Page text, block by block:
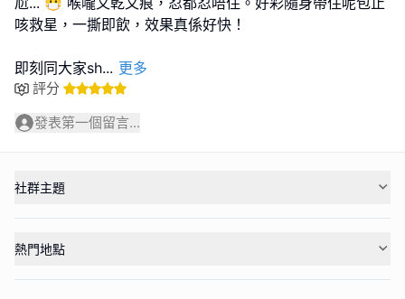
咳救星，一撕即飲，效果真係好快！
即刻同大家sh... 更多
評分
發表第一個留言...
社群主題
熱門地點